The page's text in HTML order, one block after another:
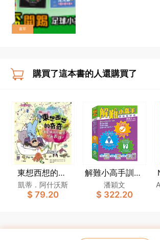
書單
購買了這本書的人還購買了
東想西想的奇
奇：讓忙碌的小
腦袋學會表達！
凱蒂．阿什沃斯
$ 79.20
解難小高手訓練
教材套
潘穎文
$ 322.20